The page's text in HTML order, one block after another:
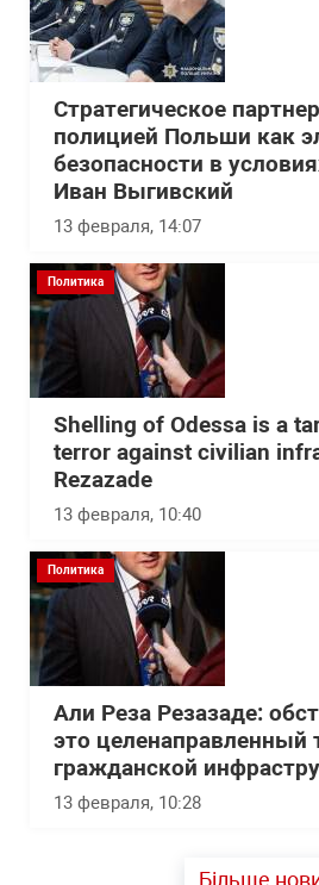
Стратегическое
полицией Польши как
безопасности в
Иван Выгивский
13 февраля, 14:07
Политика
Shelling of Odessa is a
terror against civilian
Rezazade
13 февраля, 10:40
Политика
Али Реза Резазаде:
это целенаправленный
гражданской
13 февраля, 10:28
Більше